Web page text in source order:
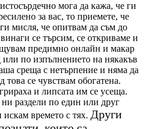
мога да кажа, че ги
за вас, то приемете, че
мисля, че опитвам да съм до
се търсим, се откриваме и
предимно онлайн и макар
по изпълнението на някакъв
среща с нетърпение и няма да
това се чувствам обогатена.
и липсата им се усеща.
раздели по един или друг
времето с тях. Други